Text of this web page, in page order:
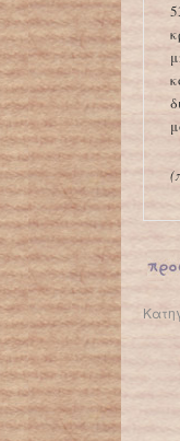
←
ΓΟΝΕΙΣ ΚΑΤΕΛΑΒΑΝ ΤΟ